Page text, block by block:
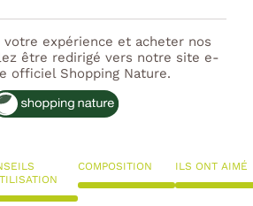
votre expérience et acheter nos
être redirigé vers notre site e-
officiel Shopping Nature.
COMPOSITION ILS ONT AIMÉ